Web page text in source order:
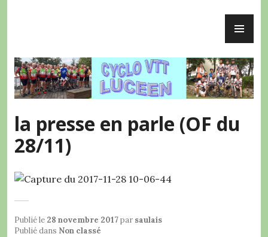
la presse en parle (OF du
28/11)
Publié le 28 novembre 2017par saulais
Publié dans Non classé